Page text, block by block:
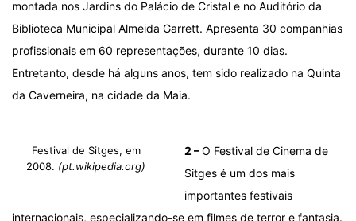
montada nos Jardins do Palácio de Cristal e no Auditório da
Biblioteca Municipal Almeida Garrett. Apresenta 30 companhias
profissionais em 60 representações, durante 10 dias.
Entretanto, desde há alguns anos, tem sido realizado na Quinta
da Caverneira, na cidade da Maia.
Festival de Sitges, em
2008. (pt.wikipedia.org)
2 –O Festival de Cinema de
Sitges é um dos mais
importantes festivais
internacionais, especializando-se em filmes de terror e fantasia.